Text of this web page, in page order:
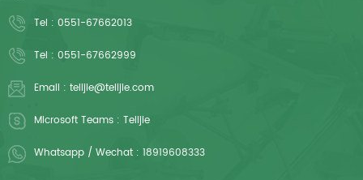
Tel : 0551-67662013
Tel : 0551-67662999
Email : telijie@telijie.com
Microsoft Teams : Telijie
Whatsapp / Wechat : 18919608333